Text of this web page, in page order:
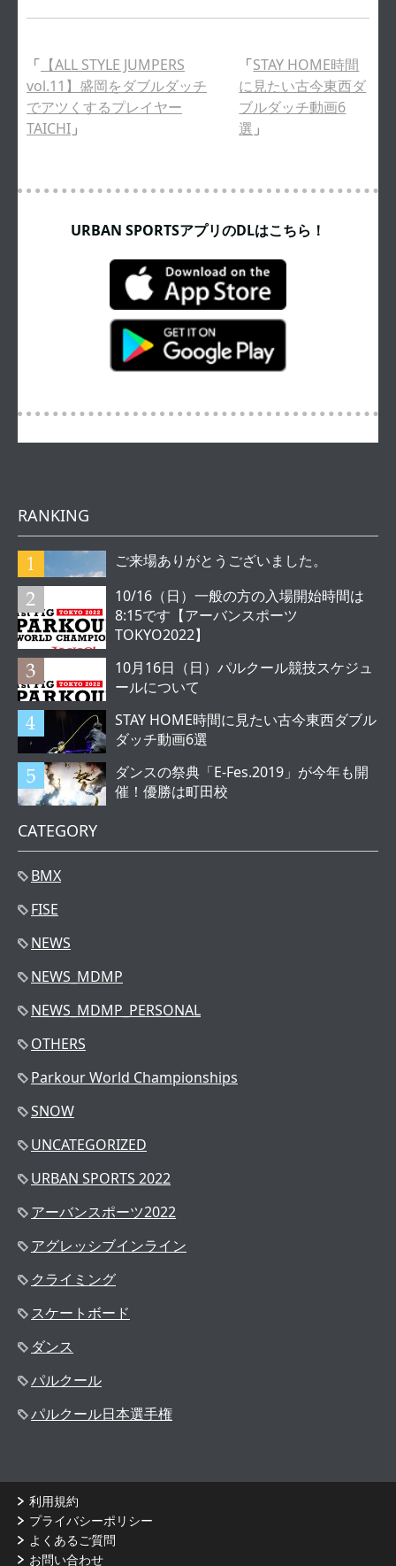
「 【ALL STYLE JUMPERS
vol.11】盛岡をダブルダッチ
でアツくするプレイヤー
TAICHI 」
「STAY HOME時間
に見たい古今東西ダ
ブルダッチ動画6
選 」
URBAN SPORTSアプリのDLはこちら！
RANKING
ご来場ありがとうございました。
10/16（日）一般の方の入場開始時間は
8:15です【アーバンスポーツ
TOKYO2022】
10月16日（日）パルクール競技スケジュ
ールについて
STAY HOME時間に見たい古今東西ダブル
ダッチ動画6選
ダンスの祭典「E-Fes.2019」が今年も開
催！優勝は町田校
CATEGORY
BMX
FISE
NEWS
NEWS_MDMP
NEWS_MDMP_PERSONAL
OTHERS
Parkour World Championships
SNOW
UNCATEGORIZED
URBAN SPORTS 2022
アーバンスポーツ2022
アグレッシブインライン
クライミング
スケートボード
ダンス
パルクール
パルクール日本選手権
利用規約
プライバシーポリシー
よくあるご質問
お問い合わせ